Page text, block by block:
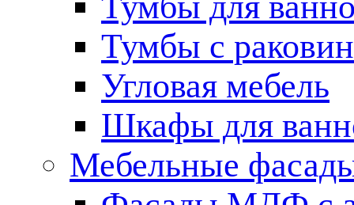
Тумбы с
Угловая мебель
Шкафы для
Мебельные